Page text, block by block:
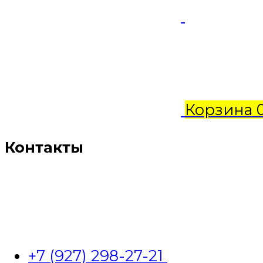
Корзина
Контакты
+7 (927) 298-27-21